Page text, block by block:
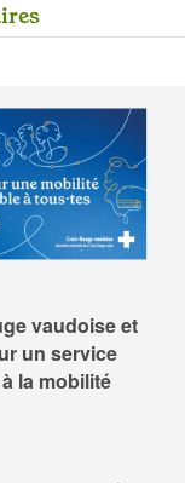
ires
vaudoise et
un service
la mobilité